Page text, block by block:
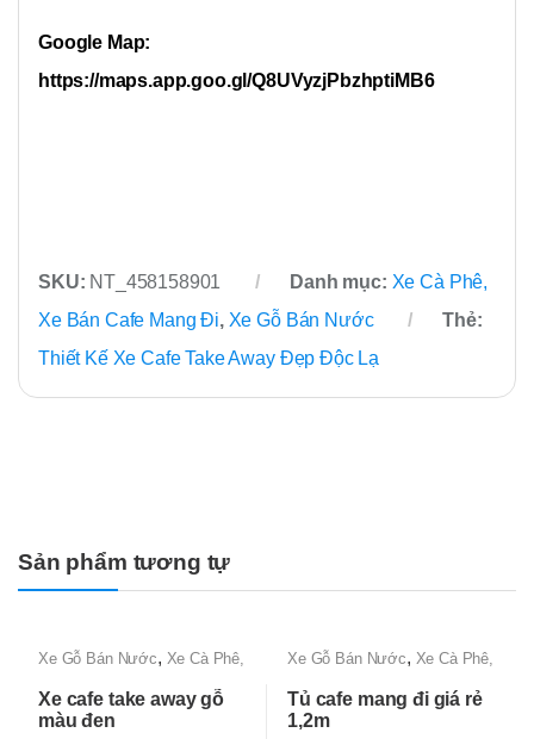
Google Map:
https://maps.app.goo.gl/Q8UVyzjPbzhptiMB6
SKU: NT_458158901 Danh mục: Xe Cà Phê,
Xe Bán Cafe Mang Đi, Xe Gỗ Bán Nước
Thẻ:
Thiết Kế Xe Cafe Take Away Đẹp Độc Lạ
Sản phẩm tương tự
Xe Gỗ Bán Nước, Xe Cà Phê,
Xe cafe take away gỗ
màu đen
Xe Gỗ Bán Nước, Xe Cà Phê,
Tủ cafe mang đi giá rẻ
1,2m